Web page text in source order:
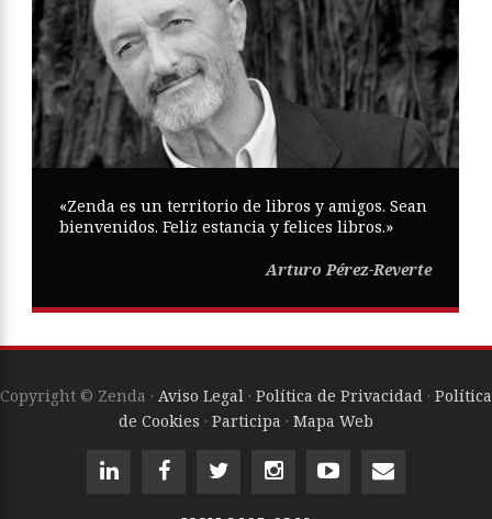
«Zenda es un territorio de libros y amigos. Sean
bienvenidos. Feliz estancia y felices libros.»
Arturo Pérez-Reverte
Copyright © Zenda · Aviso Legal · Política de Privacidad · Política
de Cookies · Participa · Mapa Web